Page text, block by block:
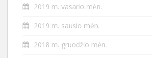
2019 m. vasario mėn.
2019 m. sausio mėn.
2018 m. gruodžio mėn.